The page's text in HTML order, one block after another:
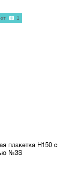
плакетка H150 c
№3S
1